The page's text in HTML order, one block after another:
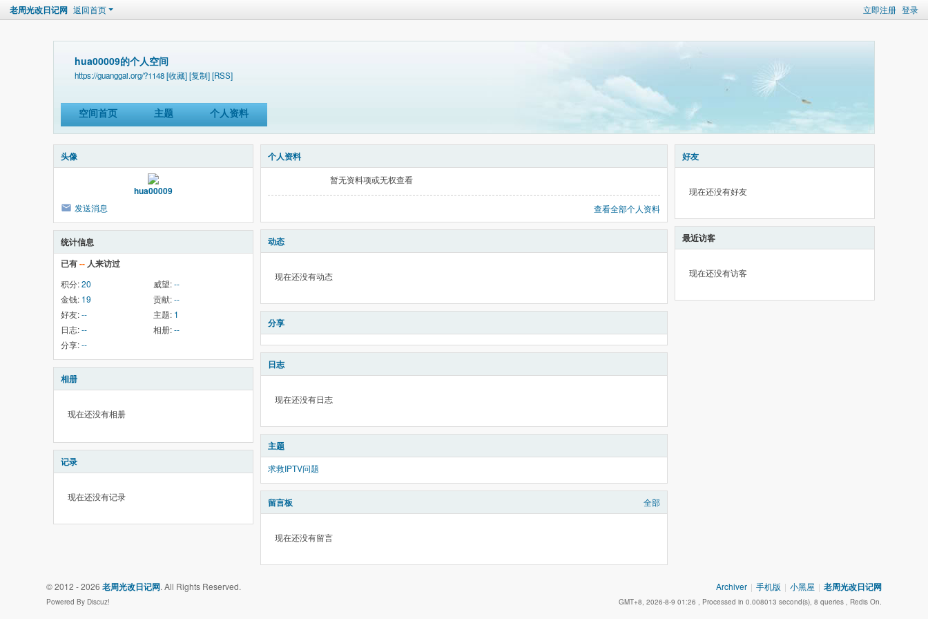
立即注册 登录
老周光改日记网 返回首页
hua00009的个人空间
https://guanggai.org/?1148[收藏][复制][RSS]
空间首页 主题 个人资料
头像
hua00009
发送消息
统计信息
已有-- 人来访过
积分:20 威望:--
金钱: 19 贡献:--
好友:-- 主题: 1
日志:-- 相册:--
分享:--
相册
现在还没有相册
记录
现在还没有记录
个人资料
暂无资料项或无权查看
查看全部个人资料
动态
现在还没有动态
分享
日志
现在还没有日志
主题
求救IPTV问题
留言板 全部
现在还没有留言
好友
现在还没有好友
最近访客
现在还没有访客
Archiver | 手机版 | 小黑屋 | 老周光改日记网
GMT+8, 2026-8-9 01:26 , Processed in 0.008013 second(s), 8 queries , Redis On.
© 2012 - 2026 老周光改日记网. All Rights Reserved.
Powered By Discuz!